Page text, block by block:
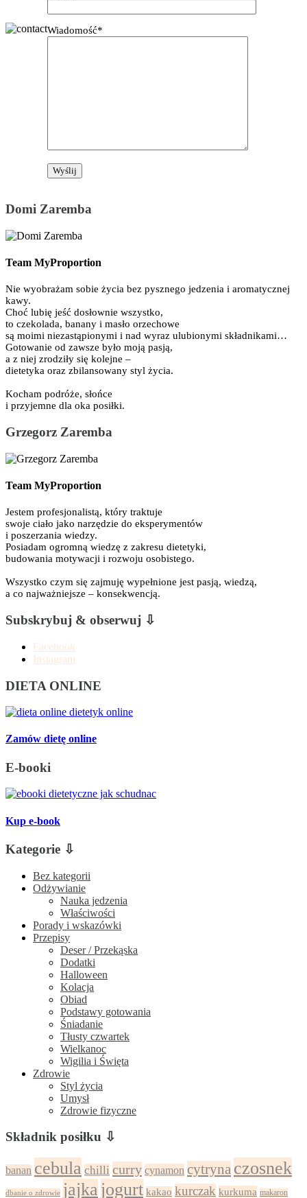
Wiadomość*
Domi Zaremba
Team MyProportion
Nie wyobrażam sobie życia bez pysznego jedzenia i aromatycznej
kawy.
Choć lubię jeść dosłownie wszystko,
to czekolada, banany i masło orzechowe
są moimi niezastąpionymi i nad wyraz ulubionymi składnikami…
Gotowanie od zawsze było moją pasją,
a z niej zrodziły się kolejne –
dietetyka oraz zbilansowany styl życia.
Kocham podróże, słońce
i przyjemne dla oka posiłki.
Grzegorz Zaremba
Team MyProportion
Jestem profesjonalistą, który traktuje
swoje ciało jako narzędzie do eksperymentów
i poszerzania wiedzy.
Posiadam ogromną wiedzę z zakresu dietetyki,
budowania motywacji i rozwoju osobistego.
Wszystko czym się zajmuję wypełnione jest pasją, wiedzą,
a co najważniejsze – konsekwencją.
Subskrybuj & obserwuj ⇩
Facebook
Instagram
DIETA ONLINE
Zamów dietę online
E-booki
Kup e-book
Kategorie ⇩
Bez kategorii
Odżywianie
Nauka jedzenia
Właściwości
Porady i wskazówki
Przepisy
Deser / Przekąska
Dodatki
Halloween
Kolacja
Obiad
Podstawy gotowania
Śniadanie
Tłusty czwartek
Wielkanoc
Wigilia i Święta
Zdrowie
Styl życia
Umysł
Zdrowie fizyczne
Składnik posiłku ⇩
banan cebula chilli curry cynamon cytryna czosnek
dbanie o zdrowie jajka jogurt kakao kurczak kurkuma makaron